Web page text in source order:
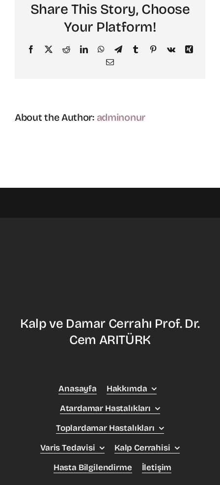
miyim?
için
Share This Story, Choose
Your Platform!
Facebook
X RedditLinkedInWhatsApp
TelegramTumblr PinterestVk
Xing
Email
About the Author: adminonur
Kalp ve Damar Cerrahı Prof. Dr.
Cem ARITÜRK
Anasayfa
Hakkımda
Atardamar Hastalıkları
Toplardamar Hastalıkları
Varis Tedavisi
Kalp Cerrahisi
Hasta Bilgilendirme
İletişim